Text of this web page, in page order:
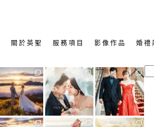
關於英聖 服務項目 影像作品 婚禮
搜
尋